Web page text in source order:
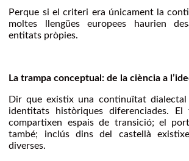
Perque si el criteri era únicament la
moltes llengües europees haurien
entitats pròpies.
La trampa conceptual: de la ciència a
Dir que existix una continuïtat dialectal
identitats històriques diferenciades. El
compartixen espais de transició; el
també; inclús dins del castellà
diverses.